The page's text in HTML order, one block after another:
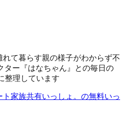
て暮らす親の様子がわからず不
ター『はなちゃん』との毎日の
整理しています
家族共有いっしょ。の無料いっ